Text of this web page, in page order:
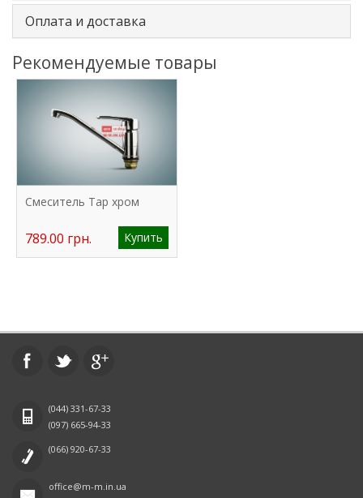
Оплата и доставка
Рекомендуемые товары
Смеситель Tap хром
789.00 грн. Купить
(044) 331-67-33
(097) 665-94-33
(066) 920-67-33
office@m-m.in.ua